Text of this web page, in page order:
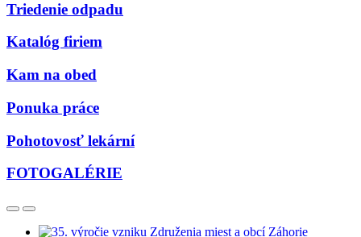
Triedenie odpadu
Katalóg firiem
Kam na obed
Ponuka práce
Pohotovosť lekární
FOTOGALÉRIE